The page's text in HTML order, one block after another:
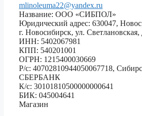
mlinoleuma22@yandex.ru
Название: ООО «СИБПОЛ»
Юридический адрес: 630047,
г. Новосибирск, ул. Светлановская,
ИНН: 5402067981
КПП: 540201001
ОГРН: 1215400030669
Р/с: 40702810944050067718,
СБЕРБАНК
К/с: 30101810500000000641
БИК: 045004641
Магазин